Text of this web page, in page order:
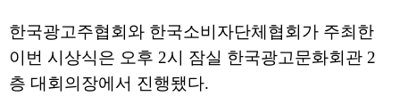
한국광고주협회와 한국소비자단체협회가 주최한
이번 시상식은 오후 2시 잠실 한국광고문화회관 2
층 대회의장에서 진행됐다.